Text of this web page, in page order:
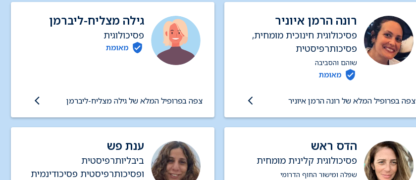
רונה הרמן איוניר
פסיכולוגית חינוכית מומחית,
פסיכותרפיסטית
שוהם והסביבה
מאומת
צפה בפרופיל המלא של רונה הרמן איוניר
גילה מצליח-ליברמן
פסיכולוגית
מאומת
צפה בפרופיל המלא של גילה מצליח-ליברמן
הדס ראש
פסיכולוגית קלינית מומחית
שפלה ומישור החוף הדרומי
ענת פש
ביבליותרפיסטית
ופסיכותרפיסטית פסיכודינמית